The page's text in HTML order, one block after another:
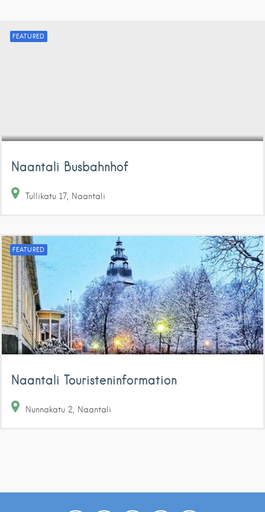
FEATURED
Naantali Busbahnhof
Tullikatu 17 Naantali
FEATURED
Naantali Touristeninformation
Nunnakatu 2 Naantali